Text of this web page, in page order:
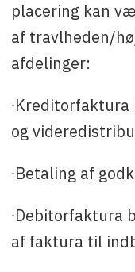
placering kan
af travlheden/
afdelinger:
og
∙Betaling af
∙Debitorfaktura
af faktura til